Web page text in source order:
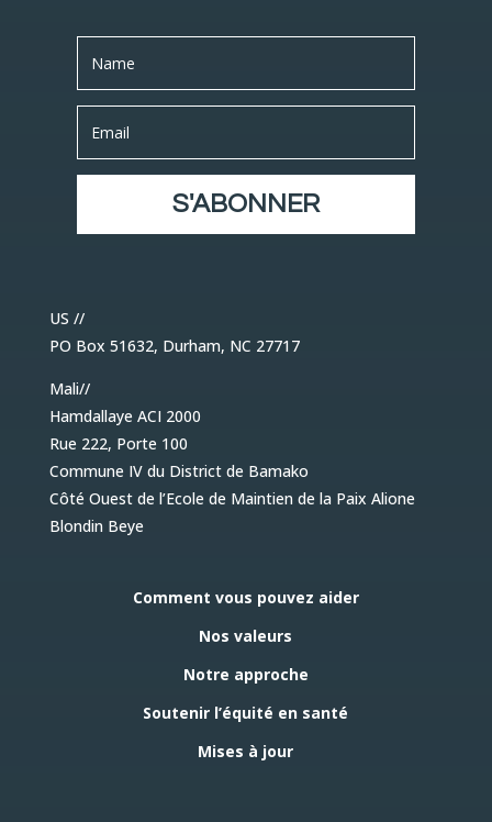
S'ABONNER
US //
PO Box 51632, Durham, NC 27717
Mali//
Hamdallaye ACI 2000
Rue 222, Porte 100
Commune IV du District de Bamako
Côté Ouest de l’Ecole de Maintien de la Paix Alione
Blondin Beye
Comment vous pouvez aider
Nos valeurs
Notre approche
Soutenir l’équité en santé
Mises à jour